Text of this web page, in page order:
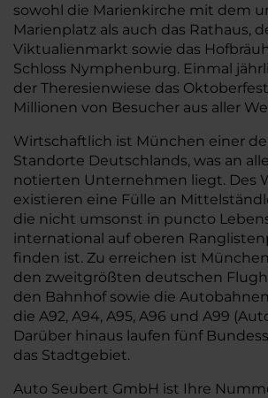
sowohl die Marienkirche mit dem
Marienplatz als auch das Rathaus,
Viktualienmarkt sowie das
Schloss Nymphenburg. Einmal
der Theresienwiese das
Millionen von Besucher aus aller
Wirtschaftlich ist München einer
Standorte Deutschlands, was an
notierten Unternehmen liegt. Des
existieren eine Fülle an
die nicht umsonst in puncto
international auf oberen
finden ist. Zu erreichen ist
den zweitgrößten deutschen
den Bahnhof sowie die
die A92, A94, A95, A96 und A99
Darüber hinaus laufen fünf
das Stadtgebiet.
Auto Seubert GmbH ist Ihre